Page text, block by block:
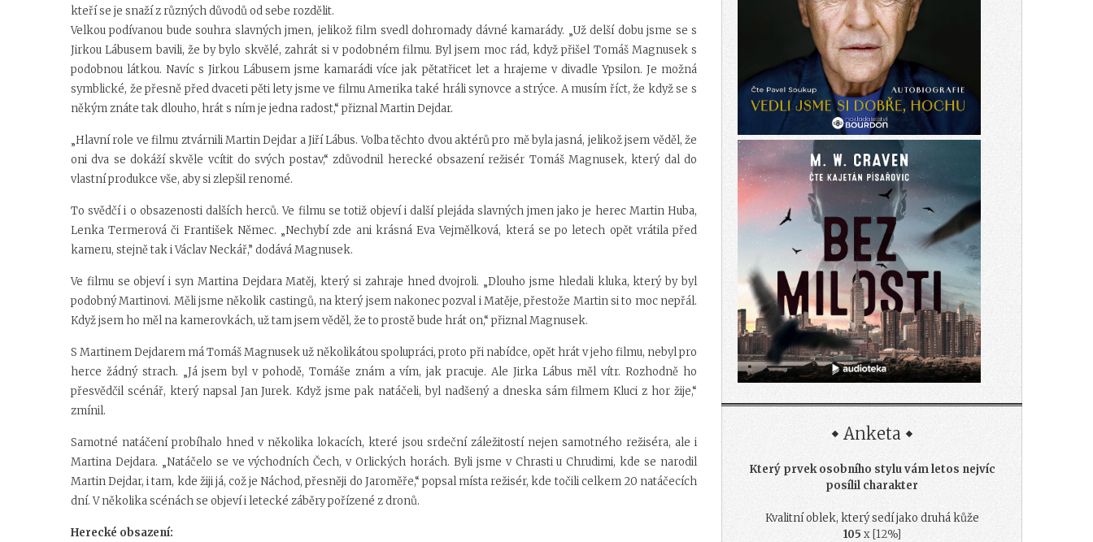
kteří se je snaží z různých důvodů od sebe rozdělit.
Velkou podívanou bude souhra slavných jmen, jelikož film svedl dohromady dávné kamarády. „Už delší dobu jsme se s
Jirkou Lábusem bavili, že by bylo skvělé, zahrát si v podobném filmu. Byl jsem moc rád, když přišel Tomáš Magnusek s
podobnou látkou. Navíc s Jirkou Lábusem jsme kamarádi více jak pětatřicet let a hrajeme v divadle Ypsilon. Je možná
symblické, že přesně před dvaceti pěti lety jsme ve filmu Amerika také hráli synovce a strýce. A musím říct, že když se s
někým znáte tak dlouho, hrát s ním je jedna radost,“ přiznal Martin Dejdar.
„Hlavní role ve filmu ztvárnili Martin Dejdar a Jiří Lábus. Volba těchto dvou aktérů pro mě byla jasná, jelikož jsem věděl, že
oni dva se dokáží skvěle vcítit do svých postav,“ zdůvodnil herecké obsazení režisér Tomáš Magnusek, který dal do
vlastní produkce vše, aby si zlepšil renomé.
To svědčí i o obsazenosti dalších herců. Ve filmu se totiž objeví i další plejáda slavných jmen jako je herec Martin Huba,
Lenka Termerová či František Němec. „Nechybí zde ani krásná Eva Vejmělková, která se po letech opět vrátila před
kameru, stejně tak i Václav Neckář,” dodává Magnusek.
Ve filmu se objeví i syn Martina Dejdara Matěj, který si zahraje hned dvojroli. „Dlouho jsme hledali kluka, který by byl
podobný Martinovi. Měli jsme několik castingů, na který jsem nakonec pozval i Matěje, přestože Martin si to moc nepřál.
Když jsem ho měl na kamerovkách, už tam jsem věděl, že to prostě bude hrát on,“ přiznal Magnusek.
S Martinem Dejdarem má Tomáš Magnusek už několikátou spolupráci, proto při nabídce, opět hrát v jeho filmu, nebyl pro
herce žádný strach. „Já jsem byl v pohodě, Tomáše znám a vím, jak pracuje. Ale Jirka Lábus měl vítr. Rozhodně ho
přesvědčil scénář, který napsal Jan Jurek. Když jsme pak natáčeli, byl nadšený a dneska sám filmem Kluci z hor žije,“
zmínil.
Samotné natáčení probíhalo hned v několika lokacích, které jsou srdeční záležitostí nejen samotného režiséra, ale i
Martina Dejdara. „Natáčelo se ve východních Čech, v Orlických horách. Byli jsme v Chrasti u Chrudimi, kde se narodil
Martin Dejdar, i tam, kde žiji já, což je Náchod, přesněji do Jaroměře,“ popsal místa režisér, kde točili celkem 20 natáčecích
dní. V několika scénách se objeví i letecké záběry pořízené z dronů.
Herecké obsazení:
Anketa
Který prvek osobního stylu vám letos nejvíc
posílil charakter
Kvalitní oblek, který sedí jako druhá kůže
105 x [12%]